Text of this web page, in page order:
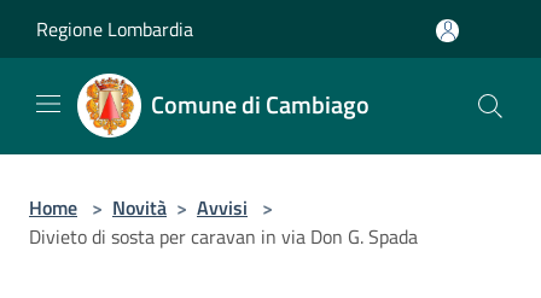
Regione Lombardia
Comune di Cambiago
Home > Novità > Avvisi >
Divieto di sosta per caravan in via Don G. Spada